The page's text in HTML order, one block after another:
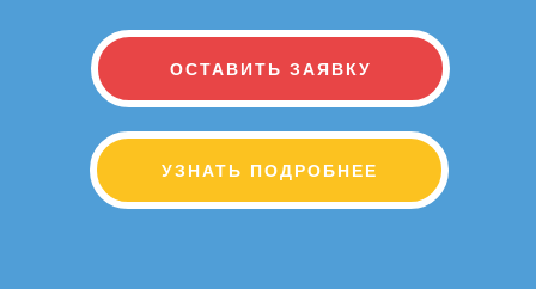
ОСТАВИТЬ ЗАЯВКУ
УЗНАТЬ ПОДРОБНЕЕ